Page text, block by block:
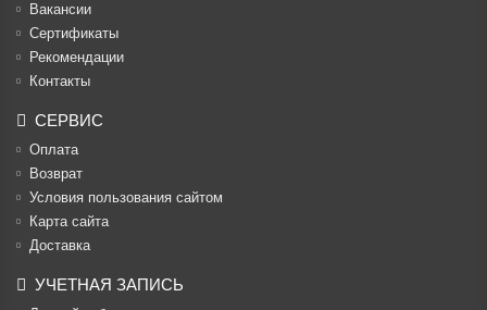
Вакансии
Cертификаты
Рекомендации
Контакты
СЕРВИС
Оплата
Возврат
Условия пользования сайтом
Карта сайта
Доставка
УЧЕТНАЯ ЗАПИСЬ